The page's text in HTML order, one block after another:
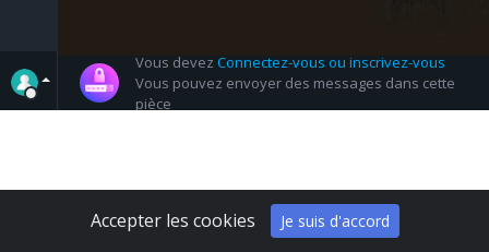
Vous devez Connectez-vous ou inscrivez-vous
Vous pouvez envoyer des messages dans cette
pièce
Accepter les cookies Je suis d'accord